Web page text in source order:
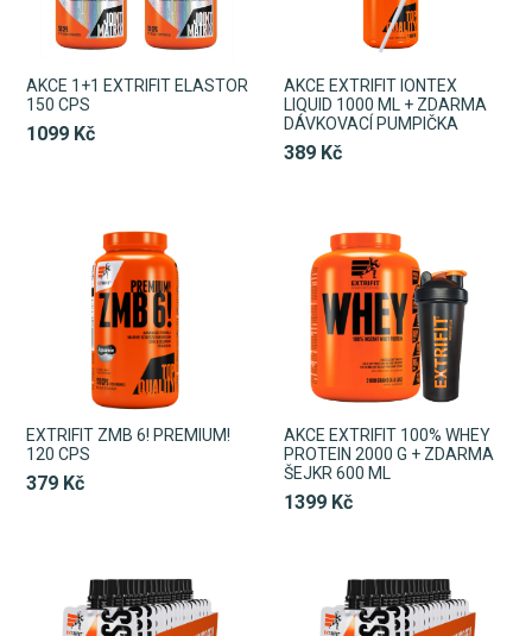
AKCE 1+1 EXTRIFIT ELASTOR
150 CPS
1099 Kč
AKCE EXTRIFIT IONTEX
LIQUID 1000 ML + ZDARMA
DÁVKOVACÍ PUMPIČKA
389 Kč
EXTRIFIT ZMB 6! PREMIUM!
120 CPS
379 Kč
AKCE EXTRIFIT 100% WHEY
PROTEIN 2000 G + ZDARMA
ŠEJKR 600 ML
1399 Kč